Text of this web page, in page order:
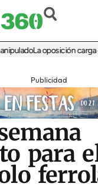
La oposición carga
Publicidad
para